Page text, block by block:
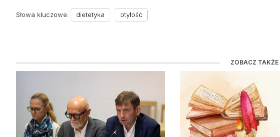
Słowa kluczowe: dietetyka otyłość
ZOBACZ TAKŻE